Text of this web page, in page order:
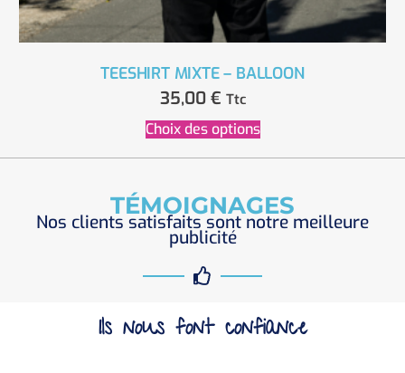
TEESHIRT MIXTE – BALLOON
35,00 € Ttc
Choix des options
TÉMOIGNAGES
Nos clients satisfaits sont notre meilleure
publicité
Ils nous font confiance